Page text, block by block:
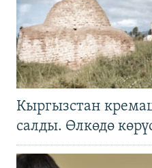
Кыргызстан
салды. Өлкөдө